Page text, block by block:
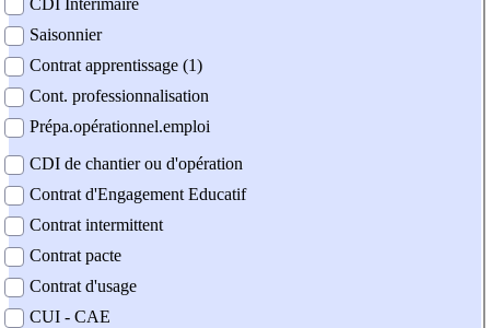
CDI Intérimaire
Saisonnier
Contrat apprentissage (1)
Cont. professionnalisation
Prépa.opérationnel.emploi
CDI de chantier ou d'opération
Contrat d'Engagement Educatif
Contrat intermittent
Contrat pacte
Contrat d'usage
CUI - CAE